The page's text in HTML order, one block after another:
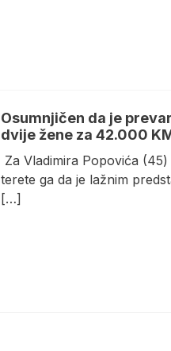
Osumnjičen da je
dvije žene za 42.000
Za Vladimira Popovića
terete ga da je lažnim
[…]